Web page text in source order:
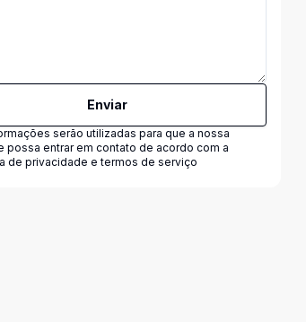
Enviar
serão utilizadas para que a nossa
possa entrar em contato de acordo com a
de privacidade e termos de serviço